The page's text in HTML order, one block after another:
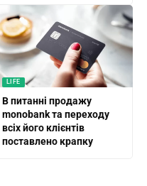
LIFE
В питанні продажу
monobank та переходу
всіх його клієнтів
поставлено крапку